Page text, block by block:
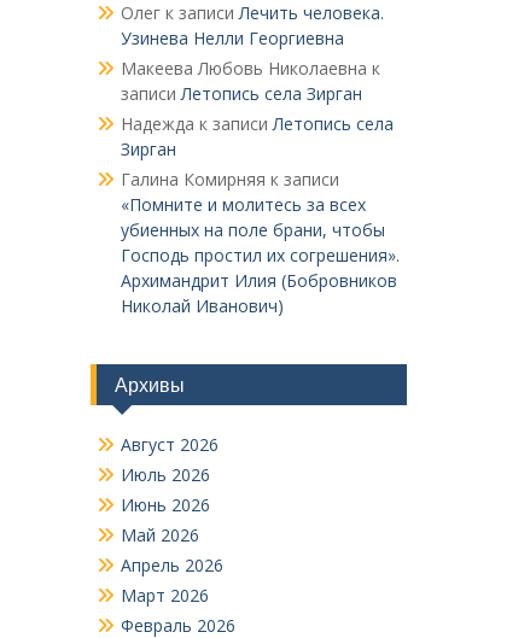
Олегк записиЛечить человека.
Узинева Нелли Георгиевна
Макеева Любовь Николаевна к
записиЛетопись села Зирган
Надежда к записиЛетопись села
Зирган
Галина Комирняя к записи
«Помните и молитесь за всех
убиенных на поле брани, чтобы
Господь простил их согрешения».
Архимандрит Илия (Бобровников
Николай Иванович)
Архивы
Август 2026
Июль 2026
Июнь 2026
Май 2026
Апрель 2026
Март 2026
Февраль 2026